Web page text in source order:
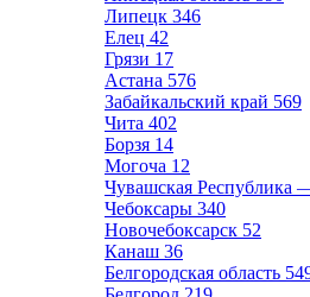
Липецк 346
Елец 42
Грязи 17
Астана 576
Забайкальский край 569
Чита 402
Борзя 14
Могоча 12
Чувашская Республика
Чебоксары 340
Новочебоксарск 52
Канаш 36
Белгородская область